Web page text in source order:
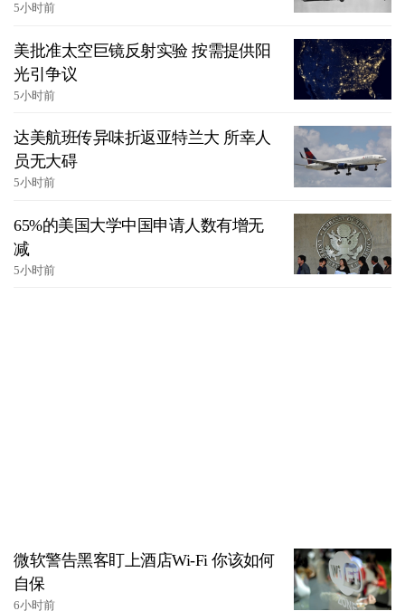
5小时前
美批准太空巨镜反射实验 按需提供阳
光引争议
5小时前
达美航班传异味折返亚特兰大 所幸人
员无大碍
5小时前
65%的美国大学中国申请人数有增无
减
5小时前
微软警告黑客盯上酒店Wi-Fi 你该如何
自保
6小时前